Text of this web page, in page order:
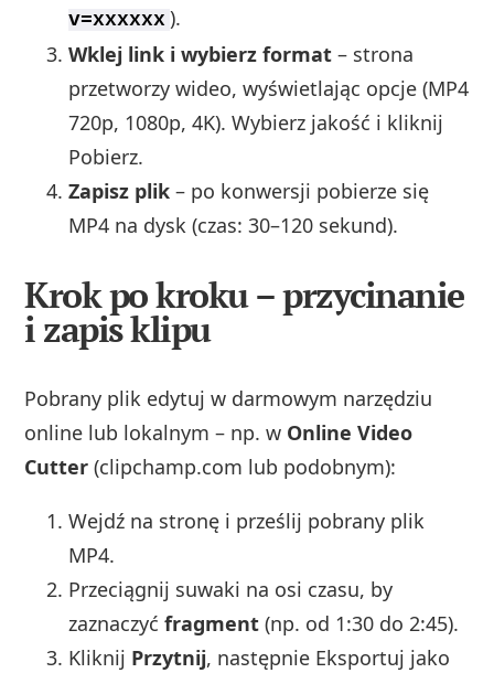
v=xxxxxx ).
Wklej link i wybierz format – strona
przetworzy wideo, wyświetlając opcje (MP4
720p, 1080p, 4K). Wybierz jakość i kliknij
Pobierz.
Zapisz plik – po konwersji pobierze się
MP4 na dysk (czas: 30–120 sekund).
Krok po kroku – przycinanie
i zapis klipu
Pobrany plik edytuj w darmowym narzędziu
online lub lokalnym – np. w Online Video
Cutter (clipchamp.com lub podobnym):
Wejdź na stronę i prześlij pobrany plik
MP4.
Przeciągnij suwaki na osi czasu, by
zaznaczyćfragment (np. od 1:30 do 2:45).
Kliknij Przytnij, następnie Eksportuj jako